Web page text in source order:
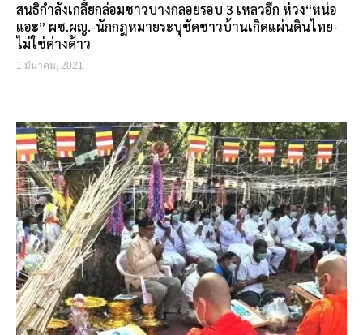
สนธิกำลังเกลี้ยกล่อมชาวบางกลอยรอบ 3 เหลวอีก ห่วง“หน่อ
แอะ” ผช.ผญ.-นักกฎหมายระบุชัดชาวบ้านเกิดแผ่นดินไทย-
ไม่ใช่ต่างด้าว
1 มีนาคม, 2021